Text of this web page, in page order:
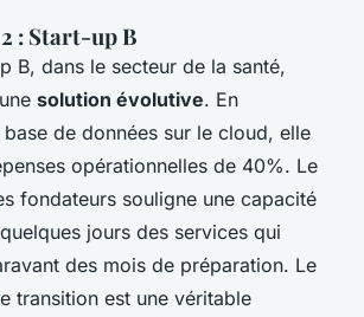
: Start-up B
B, dans le secteur de la santé,
solution évolutive. En
de données sur le cloud, elle
opérationnelles de 40%. Le
fondateurs souligne une capacité
jours des services qui
des mois de préparation. Le
transition est une véritable